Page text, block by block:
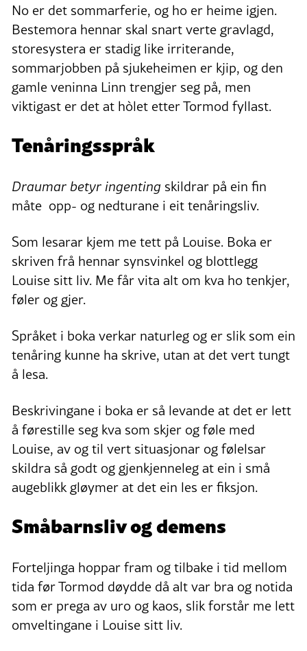
No er det sommarferie, og ho er heime igjen.
Bestemora hennar skal snart verte gravlagd,
storesystera er stadig like irriterande,
sommarjobben på sjukeheimen er kjip, og den
gamle veninna Linn trengjer seg på, men
viktigast er det at hòlet etter Tormod fyllast.
Tenåringsspråk
Draumar betyr ingenting skildrar på ein fin
måte opp- og nedturane i eit tenåringsliv.
Som lesarar kjem me tett på Louise. Boka er
skriven frå hennar synsvinkel og blottlegg
Louise sitt liv. Me får vita alt om kva ho tenkjer,
føler og gjer.
Språket i boka verkar naturleg og er slik som ein
tenåring kunne ha skrive, utan at det vert tungt
å lesa.
Beskrivingane i boka er så levande at det er lett
å førestille seg kva som skjer og føle med
Louise, av og til vert situasjonar og følelsar
skildra så godt og gjenkjenneleg at ein i små
augeblikk gløymer at det ein les er fiksjon.
Småbarnsliv og demens
Forteljinga hoppar fram og tilbake i tid mellom
tida før Tormod døydde då alt var bra og notida
som er prega av uro og kaos, slik forstår me lett
omveltingane i Louise sitt liv.